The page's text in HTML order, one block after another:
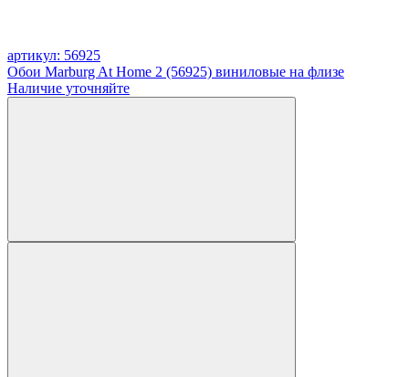
артикул: 56925
Обои Marburg At Home 2 (56925) виниловые на флизе
Наличие уточняйте